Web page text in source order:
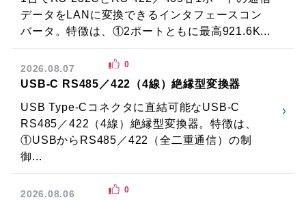
データをLANに変換できるインタフェースコン
バータ。特徴は、①2ポートともに最高921.6K...
2026.08.07
USB-C RS485／422（4線）絶縁型変換器
USB Type-Cコネクタに直結可能なUSB-C
RS485／422（4線）絶縁型変換器。特徴は、
①USBからRS485／422（全二重通信）の制
御...
0
2026.08.06 0